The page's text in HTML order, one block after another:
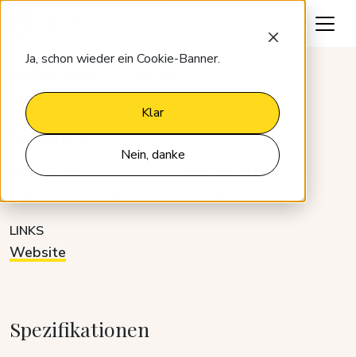
Ja, schon wieder ein Cookie-Banner.
Klar
Nein, danke
Nevotek
KATEGORIE ENTWICKLER
LINKS
Website
Spezifikationen